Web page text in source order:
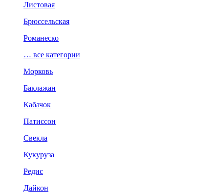
Листовая
Брюссельская
Романеско
… все категории
Морковь
Баклажан
Кабачок
Патиссон
Свекла
Кукуруза
Редис
Дайкон